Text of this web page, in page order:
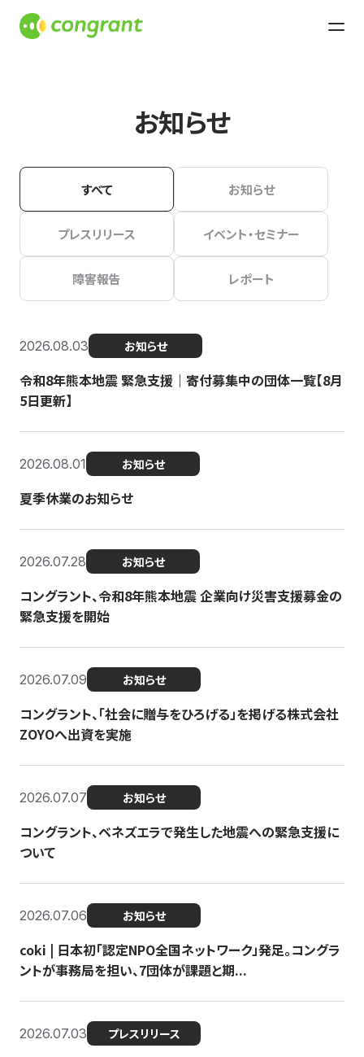
お知らせ
すべて お知らせ
プレスリリース イベント・セミナー
障害報告 レポート
2026.08.03 お知らせ
令和8年熊本地震 緊急支援｜寄付募集中の団体一覧【8月
5日更新】
2026.08.01 お知らせ
夏季休業のお知らせ
2026.07.28 お知らせ
コングラント、令和8年熊本地震 企業向け災害支援募金の
緊急支援を開始
2026.07.09 お知らせ
コングラント、「社会に贈与をひろげる」を掲げる株式会社
ZOYOへ出資を実施
2026.07.07 お知らせ
コングラント、ベネズエラで発生した地震への緊急支援に
ついて
2026.07.06 お知らせ
coki | 日本初「認定NPO全国ネットワーク」発足。コングラ
ントが事務局を担い、7団体が課題と期...
2026.07.03 プレスリリース